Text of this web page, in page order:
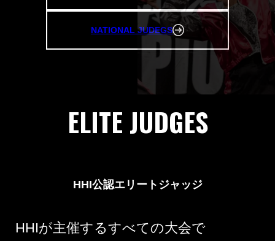
NATIONAL JUDEGS
ELITE JUDGES
HHI公認エリートジャッジ
HHIが主催するすべての大会で